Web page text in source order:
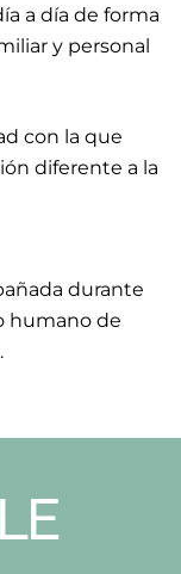
a día de forma
y personal
con la que
diferente a la
durante
humano de